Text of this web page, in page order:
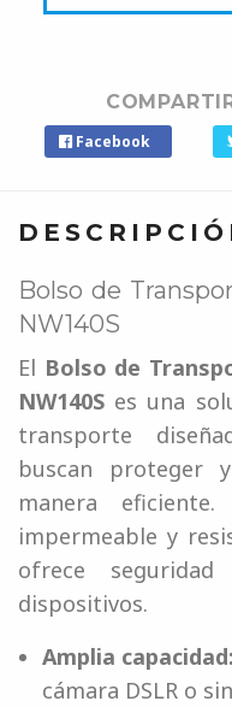
Facebook
Bolso de
NW140S
El Bolso de
NW140S es una
transporte
buscan proteger
manera
impermeable y
ofrece
dispositivos.
Amplia capacidad:
cámara DSLR o